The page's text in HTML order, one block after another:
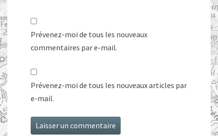
Prévenez-moi de tous les nouveaux
commentaires par e-mail.
Prévenez-moi de tous les nouveaux articles par
e-mail.